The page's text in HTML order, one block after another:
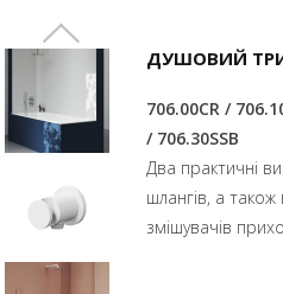
ДУШОВИЙ
706.00CR /
/ 706.30SSB
Два практичні
шлангів, а
змішувачів